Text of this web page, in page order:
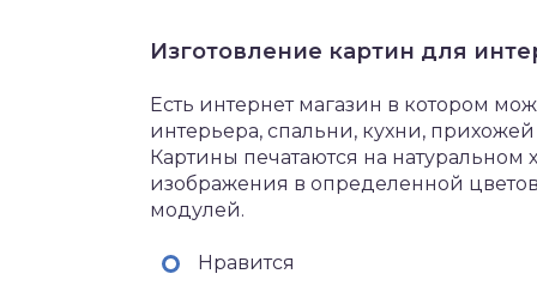
Изготовление картин для
Есть интернет магазин в котором
интерьера, спальни, кухни,
Картины печатаются на
изображения в определенной
модулей.
Нравится